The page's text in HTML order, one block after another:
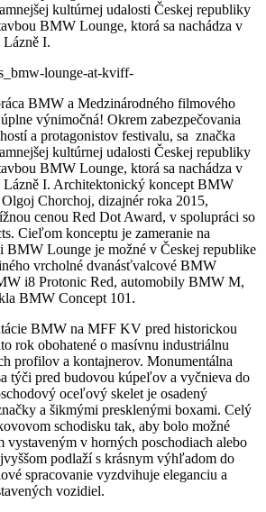
kultúrnej udalosti Českej republiky
BMW Lounge, ktorá sa nachádza v
I.
BMW a Medzinárodného filmového
výnimočná! Okrem zabezpečovania
a protagonistov festivalu, sa značka
kultúrnej udalosti Českej republiky
BMW Lounge, ktorá sa nachádza v
Lázně I. Architektonický koncept BMW
Chorchoj, dizajnér roka 2015,
cenou Red Dot Award, v spolupráci so
Cieľom konceptu je zameranie na
Lounge je možné v Českej republike
vrcholné dvanásťvalcové BMW
i8 Protonic Red, automobily BMW M,
BMW Concept 101.
BMW na MFF KV pred historickou
rok obohatené o masívnu industriálnu
profilov a kontajnerov. Monumentálna
týči pred budovou kúpeľov a vyčnieva do
oceľový skelet je osadený
a šikmými presklenými boxami. Celý
schodisku tak, aby bolo možné
v horných poschodiach alebo
podlaží s krásnym výhľadom do
spracovanie vyzdvihuje eleganciu a
vozidiel.